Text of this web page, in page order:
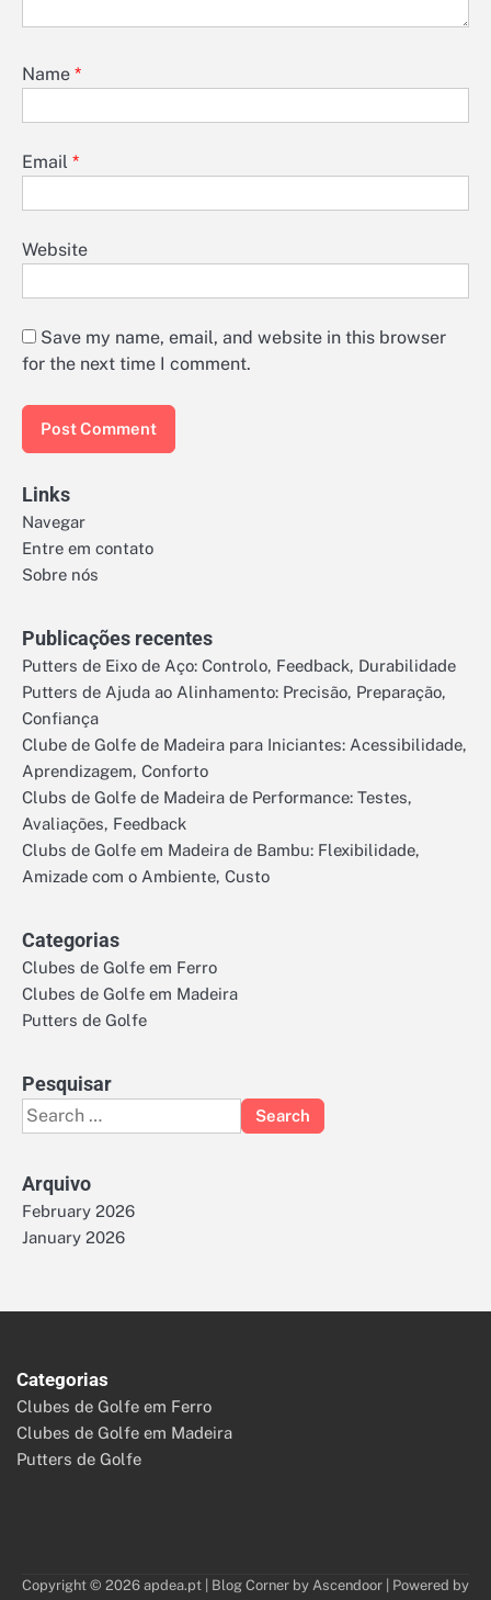
Name *
Email *
Website
Save my name, email, and website in this browser
for the next time I comment.
Links
Navegar
Entre em contato
Sobre nós
Publicações recentes
Putters de Eixo de Aço: Controlo, Feedback, Durabilidade
Putters de Ajuda ao Alinhamento: Precisão, Preparação,
Confiança
Clube de Golfe de Madeira para Iniciantes: Acessibilidade,
Aprendizagem, Conforto
Clubs de Golfe de Madeira de Performance: Testes,
Avaliações, Feedback
Clubs de Golfe em Madeira de Bambu: Flexibilidade,
Amizade com o Ambiente, Custo
Categorias
Clubes de Golfe em Ferro
Clubes de Golfe em Madeira
Putters de Golfe
Pesquisar
Search
for:
Arquivo
February 2026
January 2026
Categorias
Clubes de Golfe em Ferro
Clubes de Golfe em Madeira
Putters de Golfe
Copyright © 2026 apdea.pt | Blog Corner by Ascendoor | Powered by